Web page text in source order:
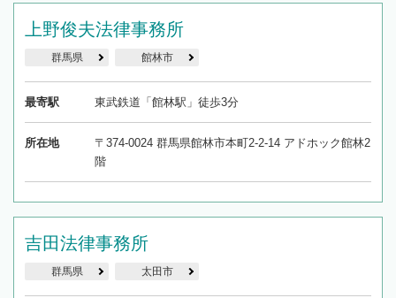
上野俊夫法律事務所
群馬県 館林市
最寄駅 東武鉄道「館林駅」徒歩3分
所在地
〒374-0024 群馬県館林市本町2-2-14 アドホック館林2
階
吉田法律事務所
群馬県 太田市